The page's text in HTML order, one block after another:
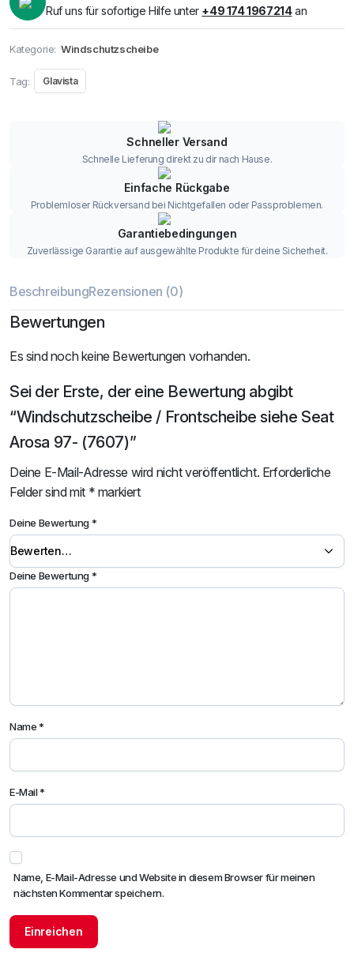
Ruf uns für sofortige Hilfe unter +49 174 1967214an
Kategorie: Windschutzscheibe
Tag: Glavista
Schneller Versand
Schnelle Lieferung direkt zu dir nach Hause.
Einfache Rückgabe
Problemloser Rückversand bei Nichtgefallen oder Passproblemen.
Garantiebedingungen
Zuverlässige Garantie auf ausgewählte Produkte für deine Sicherheit.
BeschreibungRezensionen (0)
Bewertungen
Es sind noch keine Bewertungen vorhanden.
Sei der Erste, der eine Bewertung abgibt
“Windschutzscheibe / Frontscheibe siehe Seat
Arosa 97- (7607)”
Deine E-Mail-Adresse wird nicht veröffentlicht. Erforderliche
Felder sind mit * markiert
Deine Bewertung*
Deine Bewertung*
Name*
E-Mail*
Name, E-Mail-Adresse und Website in diesem Browser für meinen
nächsten Kommentar speichern.